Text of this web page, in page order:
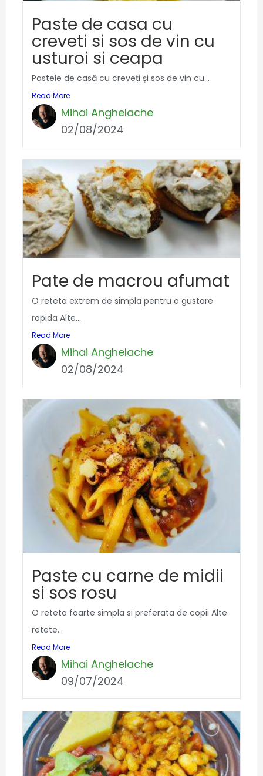
Paste de casa cu
creveti si sos de vin cu
usturoi si ceapa
Pastele de casă cu creveți și sos de vin cu...
Read More
Mihai Anghelache
02/08/2024
Pate de macrou afumat
O reteta extrem de simpla pentru o gustare
rapida Alte...
Read More
Mihai Anghelache
02/08/2024
Paste cu carne de midii
si sos rosu
O reteta foarte simpla si preferata de copii Alte
retete...
Read More
Mihai Anghelache
09/07/2024